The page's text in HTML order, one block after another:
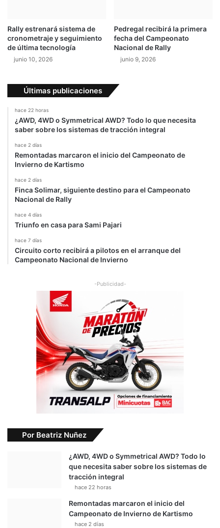
Rally estrenará sistema de
cronometraje y seguimiento
de última tecnología
junio 10, 2026
Pedregal recibirá la primera
fecha del Campeonato
Nacional de Rally
junio 9, 2026
Últimas publicaciones
hace 22 horas
¿AWD, 4WD o Symmetrical AWD? Todo lo que necesita
saber sobre los sistemas de tracción integral
hace 2 días
Remontadas marcaron el inicio del Campeonato de
Invierno de Kartismo
hace 2 días
Finca Solimar, siguiente destino para el Campeonato
Nacional de Rally
hace 4 días
Triunfo en casa para Sami Pajari
hace 7 días
Circuito corto recibirá a pilotos en el arranque del
Campeonato Nacional de Invierno
-Publicidad-
Por Beatriz Nuñez
¿AWD, 4WD o Symmetrical AWD? Todo lo
que necesita saber sobre los sistemas de
tracción integral
hace 22 horas
Remontadas marcaron el inicio del
Campeonato de Invierno de Kartismo
hace 2 días